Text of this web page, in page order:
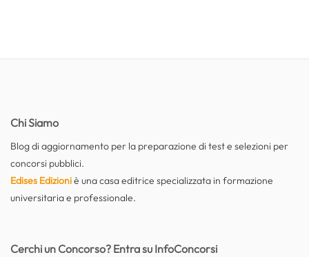
Chi Siamo
Blog di aggiornamento per la preparazione di test e selezioni per
concorsi pubblici.
Edises Edizioniè una casa editrice specializzata in formazione
universitaria e professionale.
Cerchi un Concorso? Entra su InfoConcorsi